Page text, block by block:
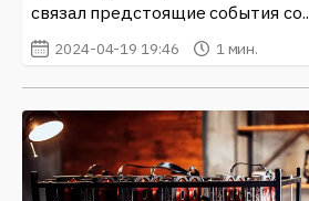
связал предстоящие события со..
2024-04-19 19:46 1 мин.